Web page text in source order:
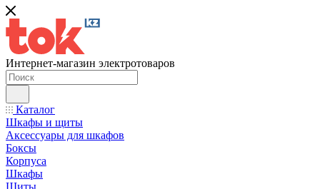
Интернет-магазин электротоваров
Каталог
Шкафы и щиты
Аксессуары для шкафов
Боксы
Корпуса
Шкафы
Щиты